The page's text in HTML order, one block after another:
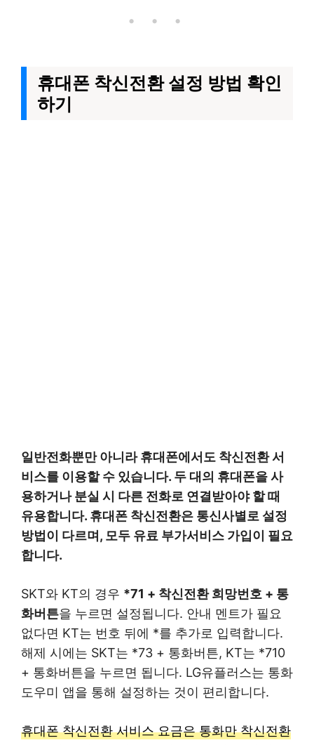
• • •
휴대폰 착신전환 설정 방법 확인
하기
일반전화뿐만 아니라 휴대폰에서도 착신전환 서
비스를 이용할 수 있습니다. 두 대의 휴대폰을 사
용하거나 분실 시 다른 전화로 연결받아야 할 때
유용합니다. 휴대폰 착신전환은 통신사별로 설정
방법이 다르며, 모두 유료 부가서비스 가입이 필요
합니다.
SKT와 KT의 경우 *71 + 착신전환 희망번호 + 통
화버튼을 누르면 설정됩니다. 안내 멘트가 필요
없다면 KT는 번호 뒤에 *를 추가로 입력합니다.
해제 시에는 SKT는 *73 + 통화버튼, KT는 *710
+ 통화버튼을 누르면 됩니다. LG유플러스는 통화
도우미 앱을 통해 설정하는 것이 편리합니다.
휴대폰 착신전환 서비스 요금은 통화만 착신전환